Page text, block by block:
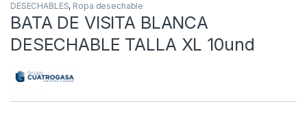
DESECHABLES, Ropa desechable
BATA DE VISITA BLANCA
DESECHABLE TALLA XL 10und